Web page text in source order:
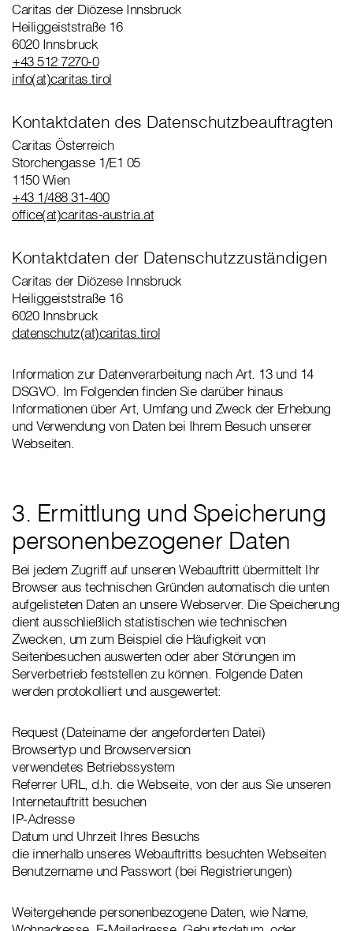
Caritas der Diözese Innsbruck
Heiliggeiststraße 16
6020 Innsbruck
+43 512 7270-0
info(at)caritas.tirol
Kontaktdaten des Datenschutzbeauftragten
Caritas Österreich
Storchengasse 1/E1 05
1150 Wien
+43 1/488 31-400
office(at)caritas-austria.at
Kontaktdaten der Datenschutzzuständigen
Caritas der Diözese Innsbruck
Heiliggeiststraße 16
6020 Innsbruck
datenschutz(at)caritas.tirol
Information zur Datenverarbeitung nach Art. 13 und 14
DSGVO. Im Folgenden finden Sie darüber hinaus
Informationen über Art, Umfang und Zweck der Erhebung
und Verwendung von Daten bei Ihrem Besuch unserer
Webseiten.
3. Ermittlung und Speicherung
personenbezogener Daten
Bei jedem Zugriff auf unseren Webauftritt übermittelt Ihr
Browser aus technischen Gründen automatisch die unten
aufgelisteten Daten an unsere Webserver. Die Speicherung
dient ausschließlich statistischen wie technischen
Zwecken, um zum Beispiel die Häufigkeit von
Seitenbesuchen auswerten oder aber Störungen im
Serverbetrieb feststellen zu können. Folgende Daten
werden protokolliert und ausgewertet:
Request (Dateiname der angeforderten Datei)
Browsertyp und Browserversion
verwendetes Betriebssystem
Referrer URL, d.h. die Webseite, von der aus Sie unseren
Internetauftritt besuchen
IP-Adresse
Datum und Uhrzeit Ihres Besuchs
die innerhalb unseres Webauftritts besuchten Webseiten
Benutzername und Passwort (bei Registrierungen)
Weitergehende personenbezogene Daten, wie Name,